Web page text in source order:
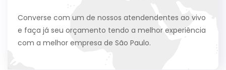
Converse com um de nossos atendendentes ao vivo
e faça já seu orçamento tendo a melhor experiência
com a melhor empresa de São Paulo.